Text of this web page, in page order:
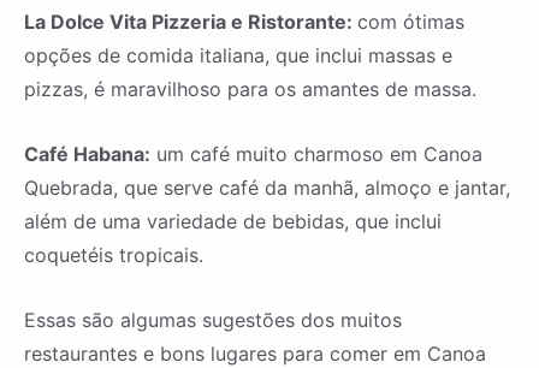
La Dolce Vita Pizzeria e Ristorante: com ótimas
opções de comida italiana, que inclui massas e
pizzas, é maravilhoso para os amantes de massa.
Café Habana: um café muito charmoso em Canoa
Quebrada, que serve café da manhã, almoço e jantar,
além de uma variedade de bebidas, que inclui
coquetéis tropicais.
Essas são algumas sugestões dos muitos
restaurantes e bons lugares para comer em Canoa